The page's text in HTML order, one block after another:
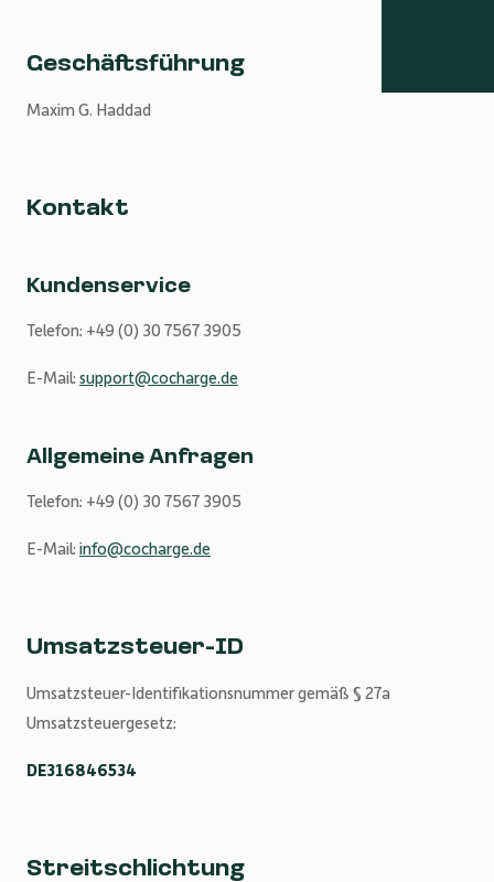
Geschäftsführung
Maxim G. Haddad
Kontakt
Kundenservice
Telefon: +49 (0) 30 7567 3905
E-Mail: support@cocharge.de
Allgemeine Anfragen
Telefon: +49 (0) 30 7567 3905
E-Mail: info@cocharge.de
Umsatzsteuer-ID
Umsatzsteuer-Identifikationsnummer gemäß § 27a
Umsatzsteuergesetz:
DE316846534
Streitschlichtung